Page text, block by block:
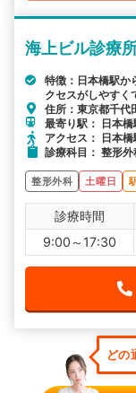
海上ビル診療
特徴：日本橋駅か
クセスがしやすく
住所：東京都千
最寄り駅： 日本
アクセス： 日本
診療科目： 整形
整形外科 土曜日
診療時間
9:00～17:30
どの